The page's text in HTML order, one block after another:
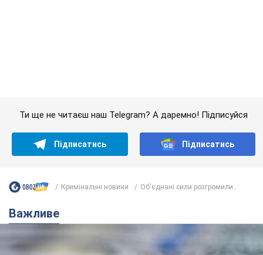
Банки "готуються" до нового курсу долара: